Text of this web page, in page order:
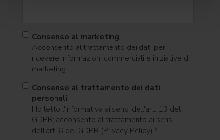
Consenso al marketing
Acconsento al trattamento dei dati per
ricevere informazioni commerciali e iniziative di
marketing.
Consenso al trattamento dei dati
personali
Ho letto l'informativa ai sensi dell'art. 13 del
GDPR; acconsento al trattamento ai sensi
dell'art. 6 del GDPR (Privacy Policy).*